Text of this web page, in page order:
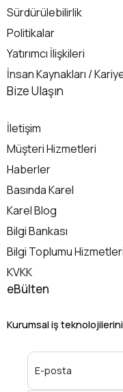
Sürdürülebilirlik
Politikalar
Yatırımcı İlişkileri
İnsan Kaynakları /
İletişim
Bize Ulaşın
İletişim
Müşteri Hizmetleri
Haberler
Basında Karel
Karel Blog
Bilgi Bankası
Bilgi Toplumu Hizmetleri
KVKK
eBülten
Kurumsal iş